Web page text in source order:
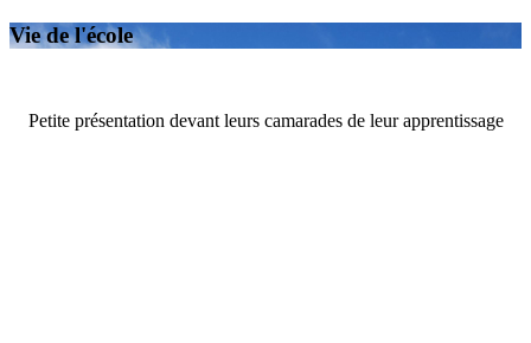
Vie de l'école
Petite présentation devant leurs camarades de leur apprentissage